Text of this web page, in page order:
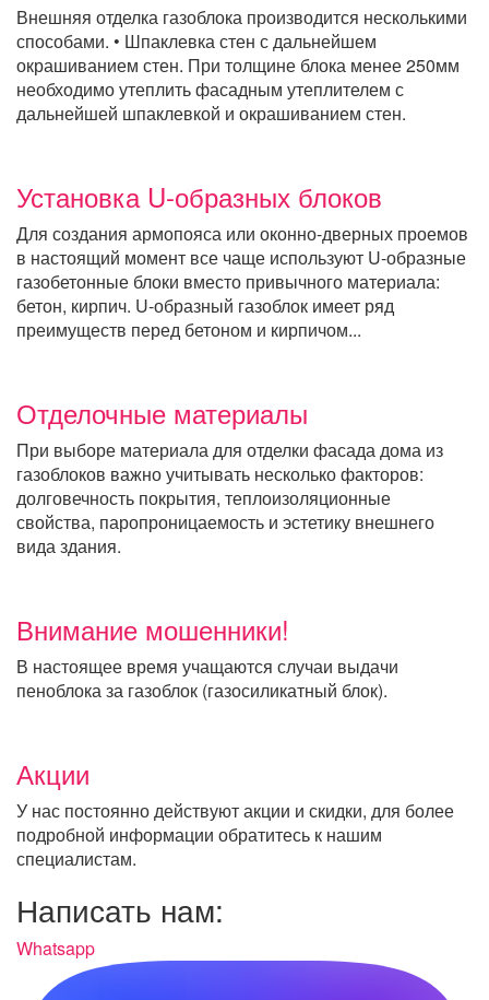
Внешняя отделка газоблока производится несколькими
способами. • Шпаклевка стен с дальнейшем
окрашиванием стен. При толщине блока менее 250мм
необходимо утеплить фасадным утеплителем с
дальнейшей шпаклевкой и окрашиванием стен.
Установка U-образных блоков
Для создания армопояса или оконно-дверных проемов
в настоящий момент все чаще используют U-образные
газобетонные блоки вместо привычного материала:
бетон, кирпич. U-образный газоблок имеет ряд
преимуществ перед бетоном и кирпичом...
Отделочные материалы
При выборе материала для отделки фасада дома из
газоблоков важно учитывать несколько факторов:
долговечность покрытия, теплоизоляционные
свойства, паропроницаемость и эстетику внешнего
вида здания.
Внимание мошенники!
В настоящее время учащаются случаи выдачи
пеноблока за газоблок (газосиликатный блок).
Акции
У нас постоянно действуют акции и скидки, для более
подробной информации обратитесь к нашим
специалистам.
Написать нам:
Whatsapp